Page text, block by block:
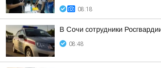
08:18
В Сочи сотрудники
08:48